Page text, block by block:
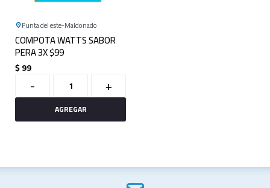
Punta del este Maldonado
COMPOTA WATTS SABOR
PERA 3X $99
$99
- +